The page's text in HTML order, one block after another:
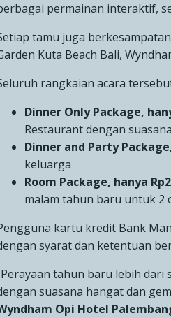
permainan interaktif,
tamu juga
Kuta Beach Bali,
rangkaian acara
Dinner Only Package,
Restaurantdengan
Dinner and Party
keluarga
Room Package, hanya
malam tahun baru untuk 2
kartu kredit Bank
syarat dan ketentuan
tahun baru lebih
suasana hangat dan
Opi Hotel